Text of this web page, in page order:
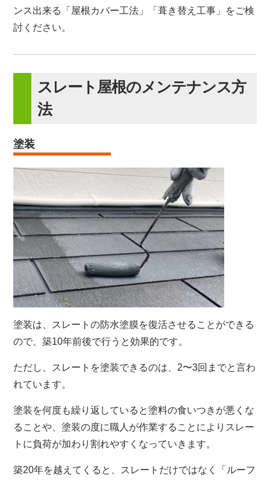
ンス出来る「屋根カバー工法」「葺き替え工事」をご検
討ください。
スレート屋根のメンテナンス方
法
塗装
塗装は、スレートの防水塗膜を復活させることができる
ので、築10年前後で行うと効果的です。
ただし、スレートを塗装できるのは、2〜3回までと言わ
れています。
塗装を何度も繰り返していると塗料の食いつきが悪くな
ることや、塗装の度に職人が作業することによりスレー
トに負荷が加わり割れやすくなっていきます。
築20年を越えてくると、スレートだけではなく「ルーフ